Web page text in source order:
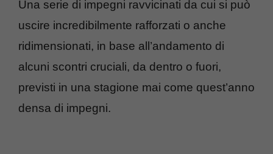
Una serie di impegni ravvicinati da cui si può
uscire incredibilmente rafforzati o anche
ridimensionati, in base all’andamento di
alcuni scontri cruciali, da dentro o fuori,
previsti in una stagione mai come quest’anno
densa di impegni.